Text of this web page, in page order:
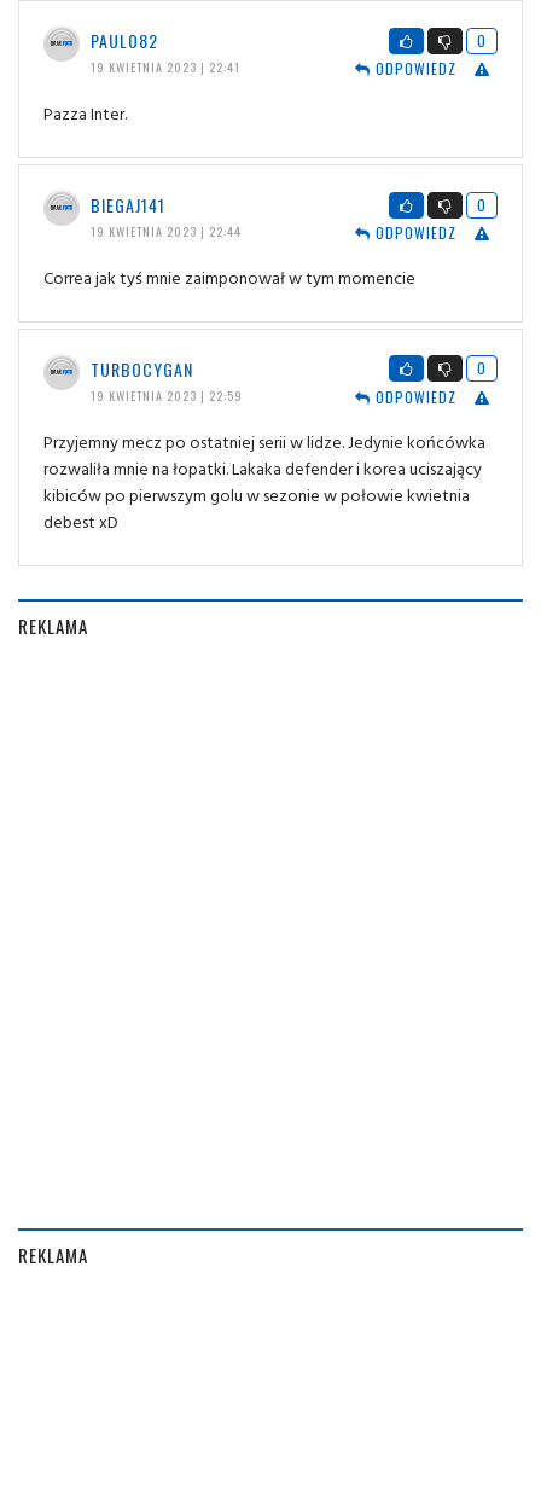
PAULO82
19 KWIETNIA 2023 | 22:41
0
ODPOWIEDZ
Pazza Inter.
BIEGAJ141
19 KWIETNIA 2023 | 22:44
0
ODPOWIEDZ
Correa jak tyś mnie zaimponował w tym momencie
TURBOCYGAN
19 KWIETNIA 2023 | 22:59
0
ODPOWIEDZ
Przyjemny mecz po ostatniej serii w lidze. Jedynie końcówka
rozwaliła mnie na łopatki. Lakaka defender i korea uciszający
kibiców po pierwszym golu w sezonie w połowie kwietnia
debest xD
REKLAMA
REKLAMA